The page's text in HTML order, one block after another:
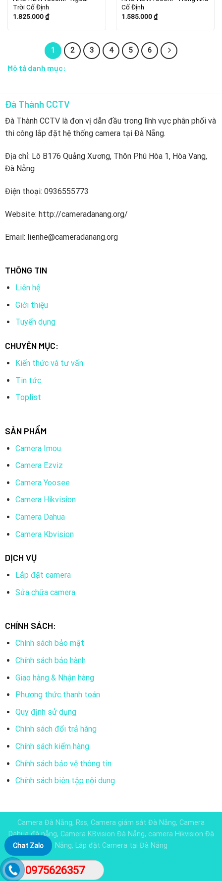
Trời Cố Định
1.825.000₫
Cố Định
1.585.000₫
1 2 3 4 5 6
Mô tả danh mục:
Đà Thành CCTV
Đà Thành CCTV là đơn vị dẫn đầu trong lĩnh vực phân phối và
thi công lắp đặt hệ thống camera tại Đà Nẵng.
Địa chỉ: Lô B176 Quảng Xương, Thôn Phú Hòa 1, Hòa Vang,
Đà Nẵng
Điện thoại: 0936555773
Website: http://cameradanang.org/
Email: lienhe@cameradanang.org
THÔNG TIN
Liên hệ
Giới thiệu
Tuyển dụng
CHUYÊN MỤC:
Kiến thức và tư vấn
Tin tức
Toplist
SẢN PHẨM
Camera Imou
Camera Ezviz
Camera Yoosee
Camera Hikvision
Camera Dahua
Camera Kbvision
DỊCH VỤ
Lắp đặt camera
Sửa chữa camera
CHÍNH SÁCH:
Chính sách bảo mật
Chính sách bảo hành
Giao hàng & Nhận hàng
Phương thức thanh toán
Quy định sử dụng
Chính sách đổi trả hàng
Chính sách kiểm hàng
Chính sách bảo vệ thông tin
Chính sách biên tập nội dung
Camera Đà Nẵng, Rss, Camera giám sát Đà Nẵng, Camera
Dahua đà nẵng, Camera KBvision Đà Nẵng, camera Hikvision Đà
Nẵng, Lắp đặt Camera tại Đà Nẵng
Chat Zalo
0975626357